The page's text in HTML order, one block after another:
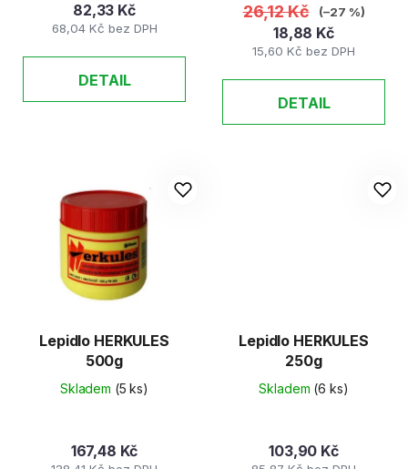
68,04 Kč bez DPH
82,33 Kč
DETAIL
15,60 Kč bez DPH
18,88 Kč
26,12 Kč (–27 %)
DETAIL
Lepidlo HERKULES
500g
Skladem (5 ks)
167,48 Kč
Lepidlo HERKULES
250g
Skladem (6 ks)
103,90 Kč